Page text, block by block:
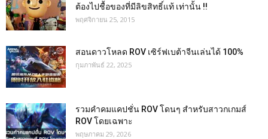
ต้องไปชื้อของที่มีลิขสิทธิ์แท้ เท่านั้น !!
พฤศจิกายน 25, 2015
สอนดาวโหลด ROV เซิร์ฟเบต้าจีนเล่นได้ 100%
กุมภาพันธ์ 22, 2025
รวมคำคมแคปชั่น ROV โดนๆ สำหรับสาวกเกมส์
ROV โดยเฉพาะ
พฤษภาคม 29, 2026